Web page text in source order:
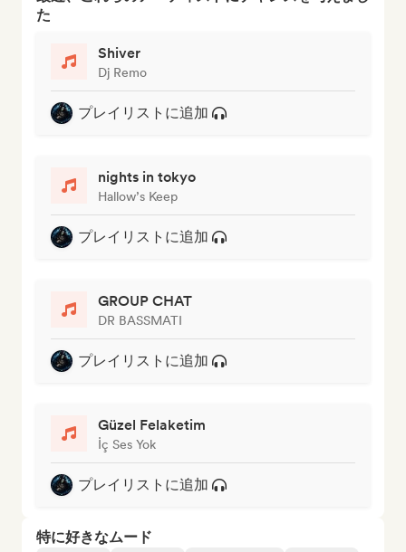
た
Shiver
Dj Remo
プレイリストに追加
nights in tokyo
Hallow’s Keep
プレイリストに追加
GROUP CHAT
DR BASSMATI
プレイリストに追加
Güzel Felaketim
İç Ses Yok
プレイリストに追加
特に好きなムード